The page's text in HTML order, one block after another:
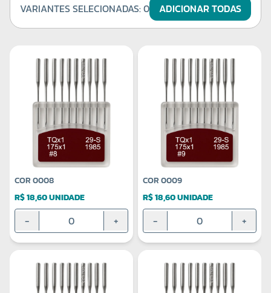
VARIANTES SELECIONADAS:0 ADICIONAR TODAS
COR 0008
R$ 18,60 UNIDADE
- +
COR 0009
R$ 18,60 UNIDADE
- +